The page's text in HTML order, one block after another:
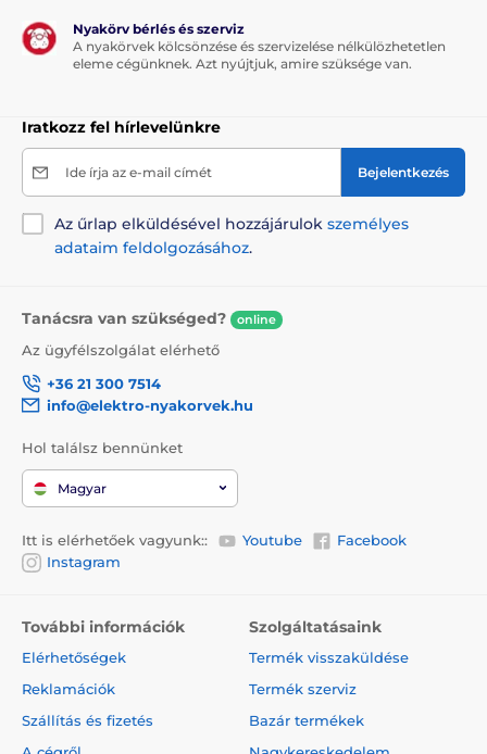
Nyakörv bérlés és szerviz
A nyakörvek kölcsönzése és szervizelése nélkülözhetetlen
eleme cégünknek. Azt nyújtjuk, amire szüksége van.
Iratkozz fel hírlevelünkre
Ide írja az e-mail címét Bejelentkezés
Az űrlap elküldésével hozzájárulok személyes
adataim feldolgozásához.
Tanácsra van szükséged? online
Az ügyfélszolgálat elérhető
+36 21 300 7514
info@elektro-nyakorvek.hu
Hol találsz bennünket
Magyar
Itt is elérhetőek vagyunk:: Youtube
Facebook
Instagram
További információk
Elérhetőségek
Reklamációk
Szállítás és fizetés
Szolgáltatásaink
Termék visszaküldése
Termék szerviz
Bazár termékek